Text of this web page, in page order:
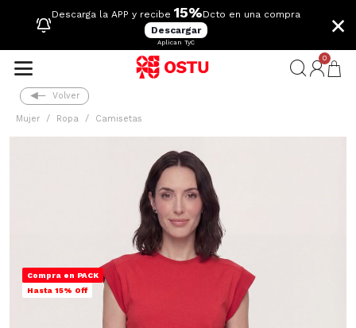
Descarga la APP y recibe 15%Dcto en una compra
Descargar
Aplican TyC
×
0
Volver
Mujer Ropa Camisetas
Compra en PACK
Hasta 15% Off